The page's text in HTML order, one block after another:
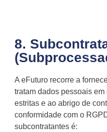
8.
A eFuturo recorre a
tratam dados pessoais
estritas e ao abrigo de
conformidade com o
subcontratantes é: